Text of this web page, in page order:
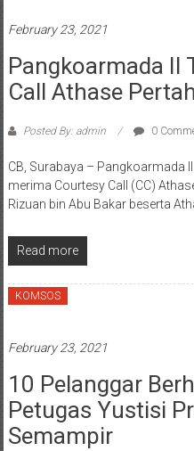
February 23, 2021
Pangkoarmada II
Call Athase
Posted By: admin 0
CB, Surabaya – Pangkoarmada
merima Courtesy Call (CC)
Rizuan bin Abu Bakar beserta
Read more
KOMSOS
February 23, 2021
10 Pelanggar
Petugas Yustisi
Semampir